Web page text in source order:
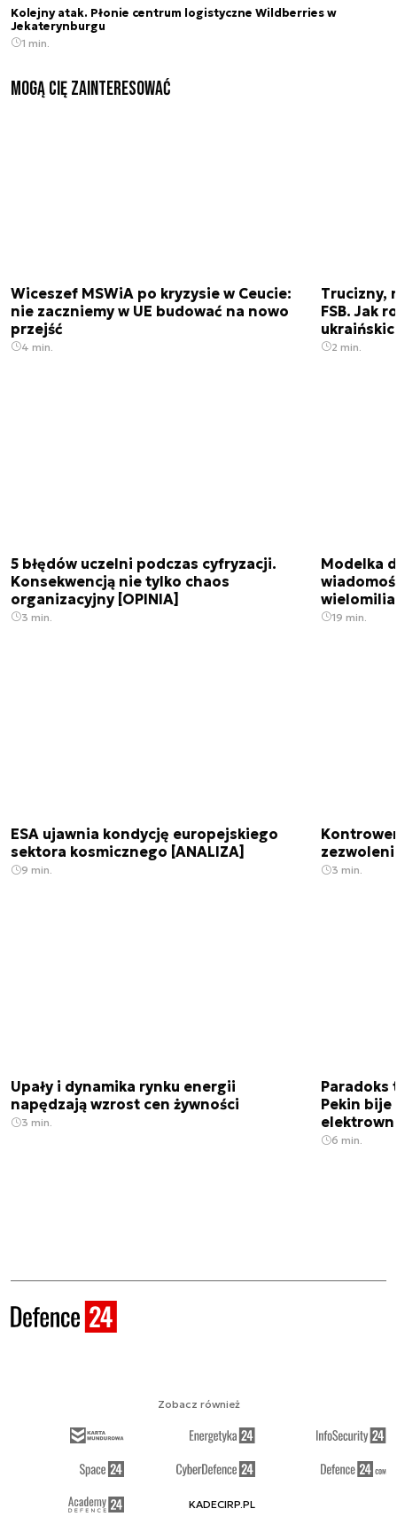
Kolejny atak. Płonie centrum logistyczne Wildberries w
Jekaterynburgu
1 min.
Mogą Cię zainteresować
Wiceszef MSWiA po kryzysie w Ceucie:
nie zaczniemy w UE budować na nowo
przejść
4 min.
Trucizny,
FSB. Jak
2 min.
5 błędów uczelni podczas cyfryzacji.
Konsekwencją nie tylko chaos
organizacyjny [OPINIA]
3 min.
Modelka
19 min.
ESA ujawnia kondycję europejskiego
sektora kosmicznego [ANALIZA]
9 min. 3 min.
Upały i dynamika rynku energii
napędzają wzrost cen żywności
3 min.
Paradoks
Pekin bije
6 min.
Zobacz również
KADECIRP.PL